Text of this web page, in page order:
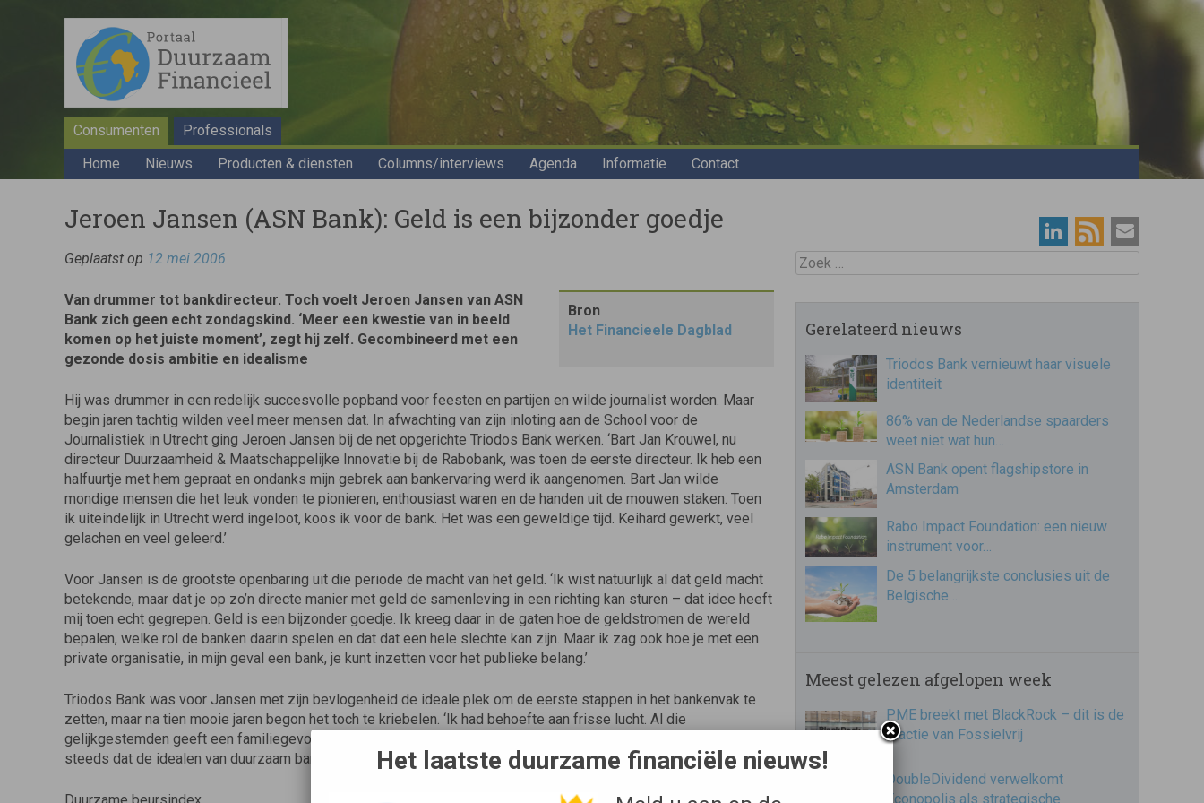
Consumenten
Professionals
Home
Nieuws Producten & diensten Columns/interviews Agenda Informatie Contact
Jeroen Jansen (ASN Bank): Geld is een bijzonder goedje
Geplaatst op 12 mei 2006
Bron
Het Financieele Dagblad
Van drummer tot bankdirecteur. Toch voelt Jeroen Jansen van ASN
Bank zich geen echt zondagskind. ‘Meer een kwestie van in beeld
komen op het juiste moment’, zegt hij zelf. Gecombineerd met een
gezonde dosis ambitie en idealisme
Hij was drummer in een redelijk succesvolle popband voor feesten en partijen en wilde journalist worden. Maar
begin jaren tachtig wilden veel meer mensen dat. In afwachting van zijn inloting aan de School voor de
Journalistiek in Utrecht ging Jeroen Jansen bij de net opgerichte Triodos Bank werken. ‘Bart Jan Krouwel, nu
directeur Duurzaamheid & Maatschappelijke Innovatie bij de Rabobank, was toen de eerste directeur. Ik heb een
halfuurtje met hem gepraat en ondanks mijn gebrek aan bankervaring werd ik aangenomen. Bart Jan wilde
mondige mensen die het leuk vonden te pionieren, enthousiast waren en de handen uit de mouwen staken. Toen
ik uiteindelijk in Utrecht werd ingeloot, koos ik voor de bank. Het was een geweldige tijd. Keihard gewerkt, veel
gelachen en veel geleerd.’
Voor Jansen is de grootste openbaring uit die periode de macht van het geld. ‘Ik wist natuurlijk al dat geld macht
betekende, maar dat je op zo’n directe manier met geld de samenleving in een richting kan sturen – dat idee heeft
mij toen echt gegrepen. Geld is een bijzonder goedje. Ik kreeg daar in de gaten hoe de geldstromen de wereld
bepalen, welke rol de banken daarin spelen en dat dat een hele slechte kan zijn. Maar ik zag ook hoe je met een
private organisatie, in mijn geval een bank, je kunt inzetten voor het publieke belang.’
Triodos Bank was voor Jansen met zijn bevlogenheid de ideale plek om de eerste stappen in het bankenvak te
zetten, maar na tien mooie jaren begon het toch te kriebelen. ‘Ik had behoefte aan frisse lucht. Al die
gelijkgestemden geeft een familiegevoel, maar is op den duur ook wel erg benauwend. Ik vond toen en vind nog
steeds dat de idealen van duurzaam bankieren op een veel bredere schaal toepasbaar zijn.’
Zoek
Gerelateerd nieuws
Triodos Bank vernieuwt haar visuele
identiteit
86% van de Nederlandse spaarders
weet niet wat hun…
ASN Bank opent flagshipstore in
Amsterdam
Rabo Impact Foundation: een nieuw
instrument voor…
De 5 belangrijkste conclusies uit de
Belgische…
Meest gelezen afgelopen week
PME breekt met BlackRock – dit is de
reactie van Fossielvrij
DoubleDividend verwelkomt
Econopolis als strategische
Het laatste duurzame financiële nieuws!